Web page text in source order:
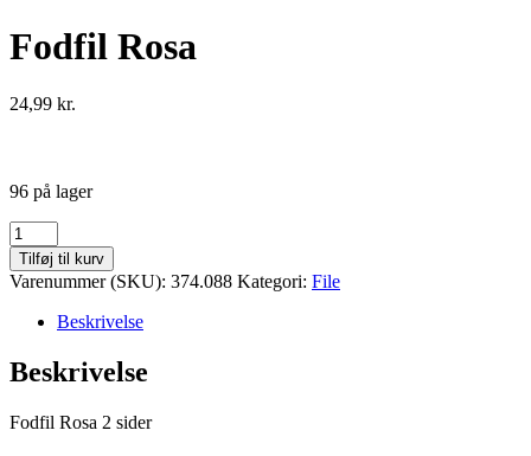
Fodfil Rosa
24,99 kr.
96 på lager
Fodfil
Rosa
antal
Tilføj til kurv
Varenummer (SKU): 374.088 Kategori: File
Beskrivelse
Beskrivelse
Fodfil Rosa 2 sider